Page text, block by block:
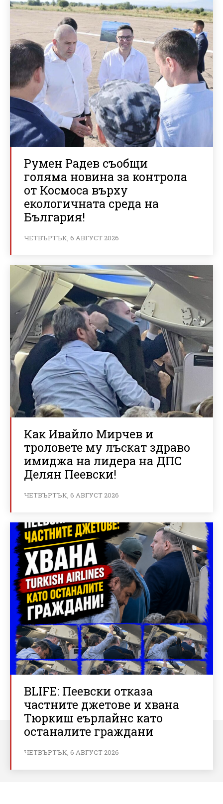
Румен Радев съобщи
голяма новина за контрола
от Космоса върху
екологичната среда на
България!
ЧЕТВЪРТЪК, 6 АВГУСТ 2026
Как Ивайло Мирчев и
троловете му лъскат здраво
имиджа на лидера на ДПС
Делян Пеевски!
ЧЕТВЪРТЪК, 6 АВГУСТ 2026
BLIFE: Пеевски отказа
частните джетове и хвана
Тюркиш еърлайнс като
останалите граждани
ЧЕТВЪРТЪК, 6 АВГУСТ 2026